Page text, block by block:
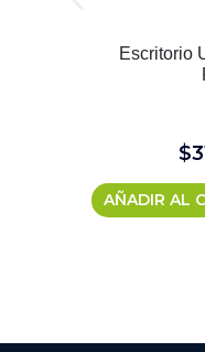
Escritorio
$
AÑADIR AL